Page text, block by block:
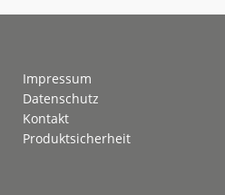
Impressum
Datenschutz
Kontakt
Produktsicherheit